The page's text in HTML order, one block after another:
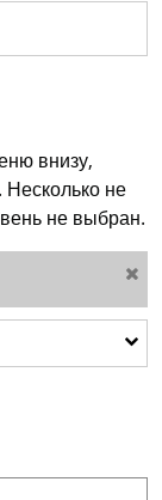
внизу,
не
не выбран.